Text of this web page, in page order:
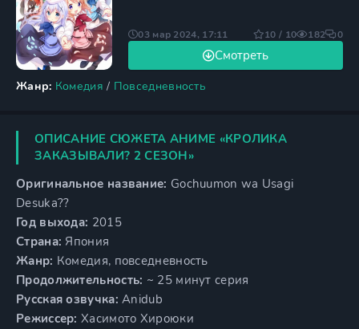
Жанр: Комедия / Повседневность
Смотреть
03 мар 2024, 17:11 10 / 10 182 0
ОПИСАНИЕ СЮЖЕТА АНИМЕ «КРОЛИКА
ЗАКАЗЫВАЛИ? 2 СЕЗОН»
Оригинальное название: Gochuumon wa Usagi
Desuka??
Год выхода: 2015
Страна: Япония
Жанр: Комедия, повседневность
Продолжительность: ~ 25 минут серия
Русская озвучка: Anidub
Режиссер: Хасимото Хироюки